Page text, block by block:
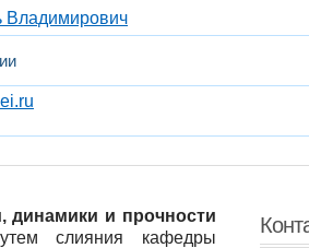
Владимирович
динамики и прочности
слияния кафедры